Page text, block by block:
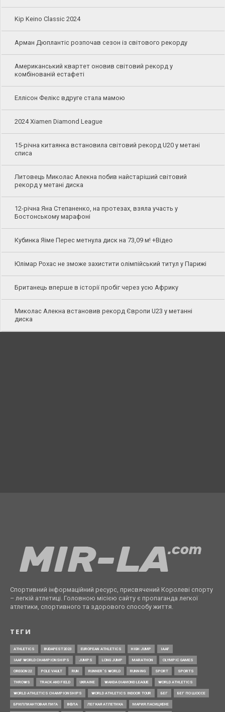
Kip Keino Classic 2024
Арман Дюплантіс розпочав сезон із світового рекорду
Американський квартет оновив світовий рекорд у
комбінованій естафеті
Еллісон Фелікс вдруге стала мамою
2024 Xiamen Diamond League
15-річна китаянка встановила світовий рекорд U20 у метані
списа
Литовець Миколас Алекна побив найстаріший світовий
рекорд у метані диска
12-річна Яна Степаненко, на протезах, взяла участь у
Бостонському марафоні
Кубинка Яіме Перес метнула диск на 73,09 м! +Відео
Юлімар Рохас не зможе захистити олімпійський титул у Парижі
Британець вперше в історії пробіг через усю Африку
Миколас Алекна встановив рекорд Європи U23 у метанні
диска
Спортивний інформаційний ресурс, присвячений Королеві спорту
– легкій атлетиці. Головною місією сайту є пропаганда легкої
атлетики, спортивного та здорового способу життя.
ТЕГИ
ATHLETICS BUDAPEST2023 EUROPEAN ATHLETICS HIGH JUMP IAAF
IAAF WORLD CHAMPIONSHIPS JUMPS LONG JUMP MARATHON OLYMPIC GAMES
OREGON22 POLE VAULT RUN RUNNER’S WORLD RUNNING SPORT SPORTS
THROWS TRACK AND FIELD UKRAINE WANDA DIAMOND LEAGUE WORLD ATHLETICS
WORLD ATHLETICS CHAMPIONSHIPS WORLD ATHLETICS INDOOR TOUR БЕГ БЕГ ПО ШОССЕ
БРИЛЛИАНТОВАЯ ЛИГА ВФЛА ЛЕГКАЯ АТЛЕТИКА МАРИЯ ЛАСИЦКЕНЕ